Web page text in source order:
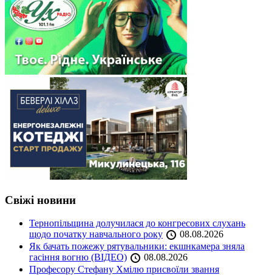
Свіжі новини
Тернопільщина долучилася до конгресових слухань
щодо початку навчального року
08.08.2026
Як бачать пожежу рятувальники: екшнкамера зняла
гасіння вогню (ВІДЕО)
08.08.2026
Професору Стефану Хмілю присвоїли звання